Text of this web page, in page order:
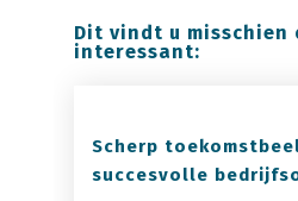
Dit vindt u misschien
interessant:
Scherp
succesvolle